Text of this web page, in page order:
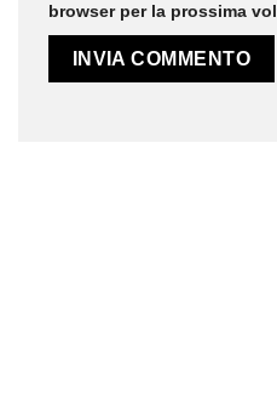
browser per la prossima